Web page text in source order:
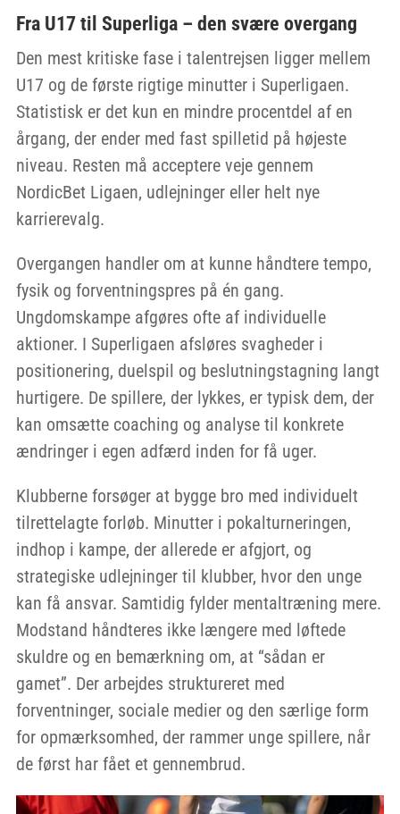
Fra U17 til Superliga – den svære overgang
Den mest kritiske fase i talentrejsen ligger mellem
U17 og de første rigtige minutter i Superligaen.
Statistisk er det kun en mindre procentdel af en
årgang, der ender med fast spilletid på højeste
niveau. Resten må acceptere veje gennem
NordicBet Ligaen, udlejninger eller helt nye
karrierevalg.
Overgangen handler om at kunne håndtere tempo,
fysik og forventningspres på én gang.
Ungdomskampe afgøres ofte af individuelle
aktioner. I Superligaen afsløres svagheder i
positionering, duelspil og beslutningstagning langt
hurtigere. De spillere, der lykkes, er typisk dem, der
kan omsætte coaching og analyse til konkrete
ændringer i egen adfærd inden for få uger.
Klubberne forsøger at bygge bro med individuelt
tilrettelagte forløb. Minutter i pokalturneringen,
indhop i kampe, der allerede er afgjort, og
strategiske udlejninger til klubber, hvor den unge
kan få ansvar. Samtidig fylder mentaltræning mere.
Modstand håndteres ikke længere med løftede
skuldre og en bemærkning om, at “sådan er
gamet”. Der arbejdes struktureret med
forventninger, sociale medier og den særlige form
for opmærksomhed, der rammer unge spillere, når
de først har fået et gennembrud.